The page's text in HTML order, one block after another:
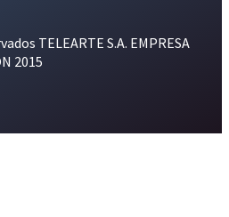
TELEARTE S.A. EMPRESA
2015